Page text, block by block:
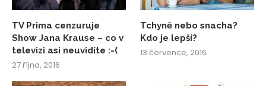
TV Prima cenzuruje
Show Jana Krause – co v
televizi asi neuvidíte :-(
27 října, 2016
Tchyně nebo snacha?
Kdo je lepší?
13 července, 2016